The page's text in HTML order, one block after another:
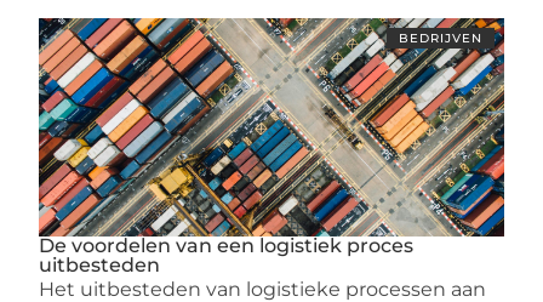
BEDRIJVEN
De voordelen van een logistiek proces
uitbesteden
Het uitbesteden van logistieke processen aan